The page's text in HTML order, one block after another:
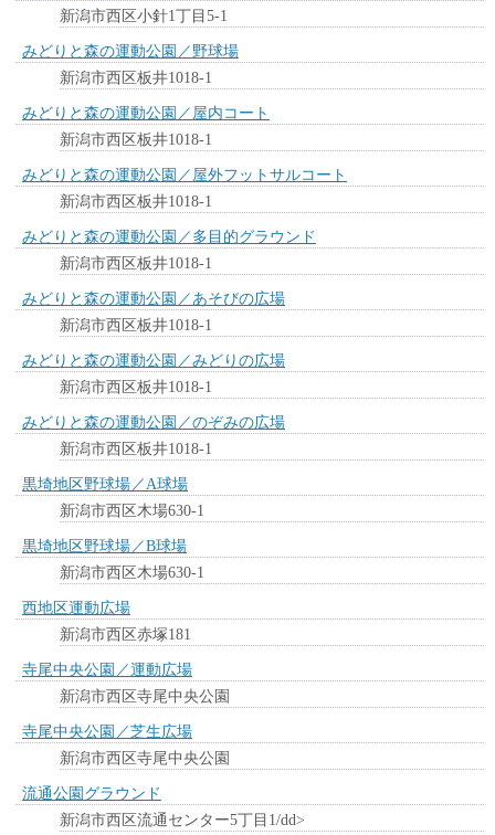
新潟市西区小針1丁目5-1
みどりと森の運動公園／野球場
新潟市西区板井1018-1
みどりと森の運動公園／屋内コート
新潟市西区板井1018-1
みどりと森の運動公園／屋外フットサルコート
新潟市西区板井1018-1
みどりと森の運動公園／多目的グラウンド
新潟市西区板井1018-1
みどりと森の運動公園／あそびの広場
新潟市西区板井1018-1
みどりと森の運動公園／みどりの広場
新潟市西区板井1018-1
みどりと森の運動公園／のぞみの広場
新潟市西区板井1018-1
黒埼地区野球場／A球場
新潟市西区木場630-1
黒埼地区野球場／B球場
新潟市西区木場630-1
西地区運動広場
新潟市西区赤塚181
寺尾中央公園／運動広場
新潟市西区寺尾中央公園
寺尾中央公園／芝生広場
新潟市西区寺尾中央公園
流通公園グラウンド
新潟市西区流通センター5丁目1/dd>